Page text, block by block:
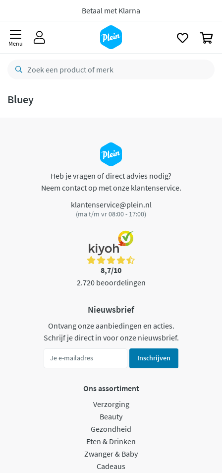
Betaal met Klarna
Menu
Bluey
Heb je vragen of direct advies nodig?
Neem contact op met onze klantenservice.
klantenservice@plein.nl
(ma t/m vr 08:00 - 17:00)
8,7/10
2.720 beoordelingen
Nieuwsbrief
Ontvang onze aanbiedingen en acties.
Schrijf je direct in voor onze nieuwsbrief.
Inschrijven
Ons assortiment
Verzorging
Beauty
Gezondheid
Eten & Drinken
Zwanger & Baby
Cadeaus